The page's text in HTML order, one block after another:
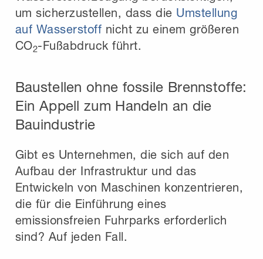
um sicherzustellen, dass die Umstellung
auf Wasserstoff nicht zu einem größeren
CO2-Fußabdruck führt.
Baustellen ohne fossile Brennstoffe:
Ein Appell zum Handeln an die
Bauindustrie
Gibt es Unternehmen, die sich auf den
Aufbau der Infrastruktur und das
Entwickeln von Maschinen konzentrieren,
die für die Einführung eines
emissionsfreien Fuhrparks erforderlich
sind? Auf jeden Fall.